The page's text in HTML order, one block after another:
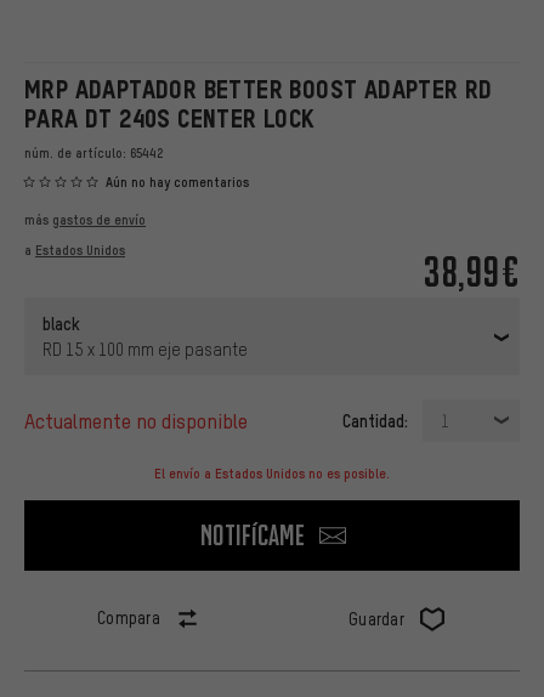
MRP ADAPTADOR BETTER BOOST ADAPTER RD
PARA DT 240S CENTER LOCK
núm. de artículo: 65442
Aún no hay comentarios
38,99€
más gastos de envío
a Estados Unidos
black
RD 15 x 100 mm eje pasante
actualmente no disponible Cantidad: 1
El envío a Estados Unidos no es posible.
Notifícame
Compara Guardar